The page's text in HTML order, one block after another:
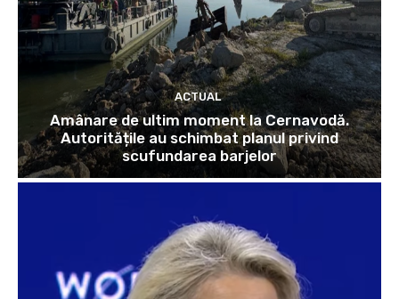
ACTUAL
Amânare de ultim moment la Cernavodă.
Autoritățile au schimbat planul privind
scufundarea barjelor